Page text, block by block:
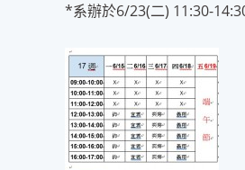
*系辦於6/23(二) 11:30-